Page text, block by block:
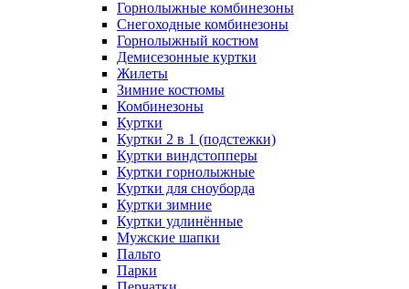
Горнолыжные комбинезоны
Снегоходные комбинезоны
Горнолыжный костюм
Демисезонные куртки
Жилеты
Зимние костюмы
Комбинезоны
Куртки
Куртки 2 в 1 (подстежки)
Куртки виндстопперы
Куртки горнолыжные
Куртки для сноуборда
Куртки зимние
Куртки удлинённые
Мужские шапки
Пальто
Парки